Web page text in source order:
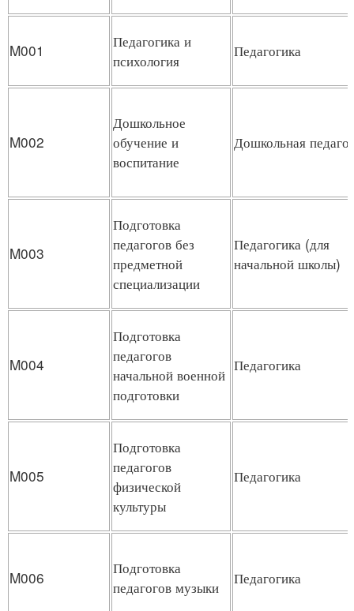
M001
Педагогика и
психология
Педагогика
M002
Дошкольное
обучение и
воспитание
Дошкольная
M003
Подготовка
педагогов без
предметной
специализации
Педагогика (для
начальной школы)
M004
Подготовка
педагогов
начальной военной
подготовки
Педагогика
M005
Подготовка
педагогов
физической
культуры
Педагогика
M006
Подготовка
педагогов музыки
Педагогика